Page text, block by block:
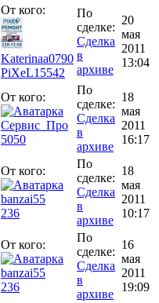
От кого:
Katerinaa0790
PiXeL15542
По
сделке:
Сделка
в
архиве
20
мая
2011
13:04
От кого:
Сервис_Про
5050
По
сделке:
Сделка
в
архиве
18
мая
2011
16:17
От кого:
banzai55
236
По
сделке:
Сделка
в
архиве
18
мая
2011
10:17
От кого:
banzai55
236
По
сделке:
Сделка
в
архиве
16
мая
2011
19:09